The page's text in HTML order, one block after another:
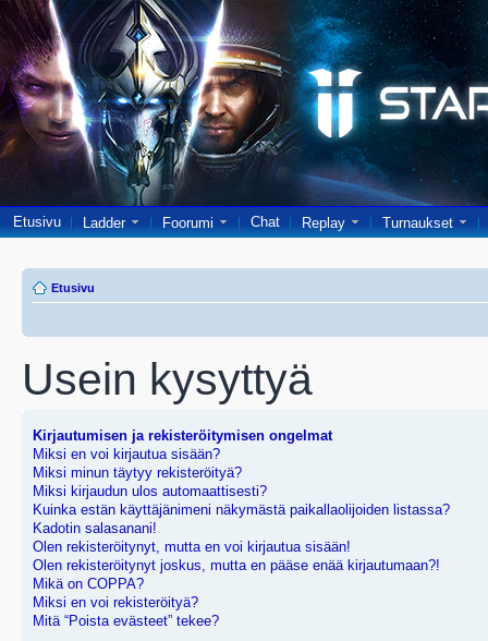
Etusivu Ladder Foorumi Chat Replay Turnaukset
Etusivu
Usein kysyttyä
Kirjautumisen ja rekisteröitymisen ongelmat
Miksi en voi kirjautua sisään?
Miksi minun täytyy rekisteröityä?
Miksi kirjaudun ulos automaattisesti?
Kuinka estän käyttäjänimeni näkymästä paikallaolijoiden listassa?
Kadotin salasanani!
Olen rekisteröitynyt, mutta en voi kirjautua sisään!
Olen rekisteröitynyt joskus, mutta en pääse enää kirjautumaan?!
Mikä on COPPA?
Miksi en voi rekisteröityä?
Mitä “Poista evästeet” tekee?